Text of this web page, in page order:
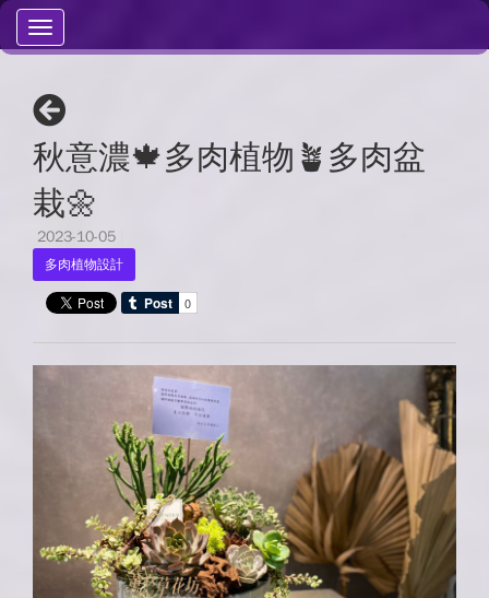
Toggle
navigation
秋意濃🍁多肉植物🪴多肉盆
栽🌼
2023-10-05
多肉植物設計